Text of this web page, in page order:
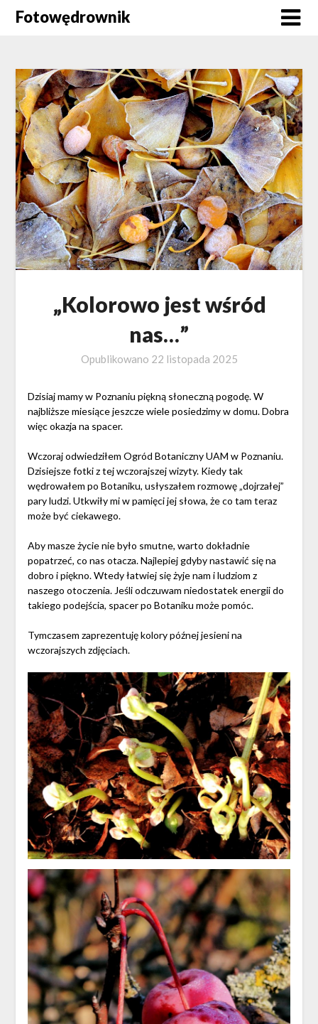
SkipFotowędrownik
„Kolorowo jest wśród
nas…”
Opublikowano 22 listopada 2025
Dzisiaj mamy w Poznaniu piękną słoneczną pogodę. W
najbliższe miesiące jeszcze wiele posiedzimy w domu. Dobra
więc okazja na spacer.
Wczoraj odwiedziłem Ogród Botaniczny UAM w Poznaniu.
Dzisiejsze fotki z tej wczorajszej wizyty. Kiedy tak
wędrowałem po Botaniku, usłyszałem rozmowę „dojrzałej”
pary ludzi. Utkwiły mi w pamięci jej słowa, że co tam teraz
może być ciekawego.
Aby masze życie nie było smutne, warto dokładnie
popatrzeć, co nas otacza. Najlepiej gdyby nastawić się na
dobro i piękno. Wtedy łatwiej się żyje nam i ludziom z
naszego otoczenia. Jeśli odczuwam niedostatek energii do
takiego podejścia, spacer po Botaniku może pomóc.
Tymczasem zaprezentuję kolory późnej jesieni na
wczorajszych zdjęciach.